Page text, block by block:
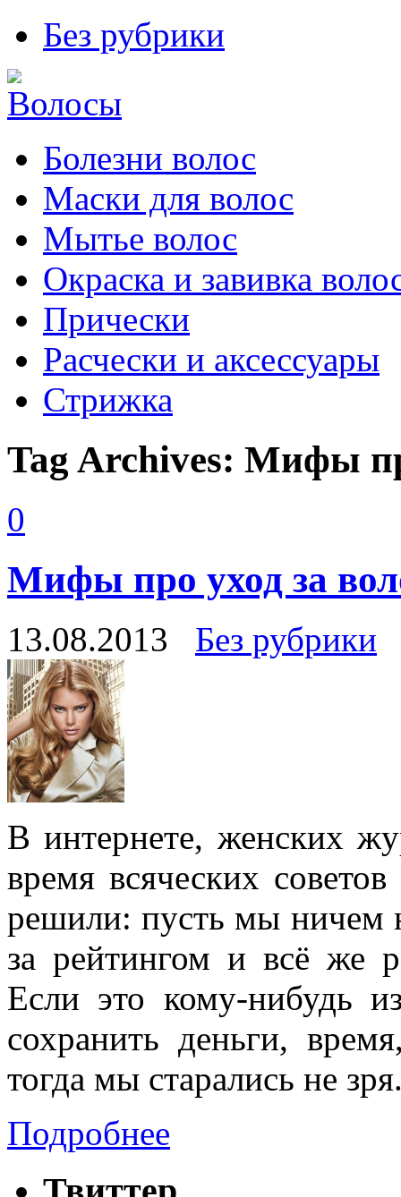
Без рубрики
Болезни волос
Маски для волос
Мытье волос
Окраска и завивка
Прически
Расчески и аксессуары
Стрижка
Tag Archives: Мифы
0
Мифы про уход за
13.08.2013 Без рубрики
В интернете, женских
время всяческих
решили: пусть мы ничем
за рейтингом и всё же
Если это кому-нибудь
сохранить деньги,
тогда мы старались не
Подробнее